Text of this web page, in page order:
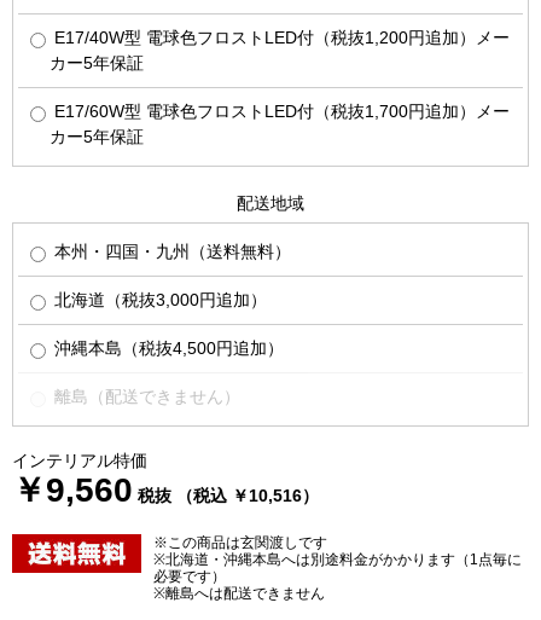
E17/40W型 電球色フロストLED付（税抜1,200円追加）メー
カー5年保証
E17/60W型 電球色フロストLED付（税抜1,700円追加）メー
カー5年保証
配送地域
本州・四国・九州（送料無料）
北海道（税抜3,000円追加）
沖縄本島（税抜4,500円追加）
離島（配送できません）
インテリアル特価
￥9,560 税抜 （税込 ￥10,516）
※この商品は玄関渡しです
※北海道・沖縄本島へは別途料金がかかります（1点毎に
必要です）
※離島へは配送できません